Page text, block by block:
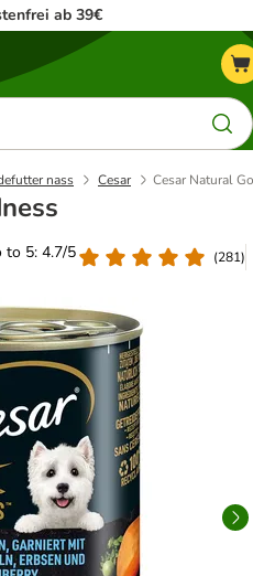
ab 39€
nass Cesar Cesar Natural
to 5: 4.7/5
(281)